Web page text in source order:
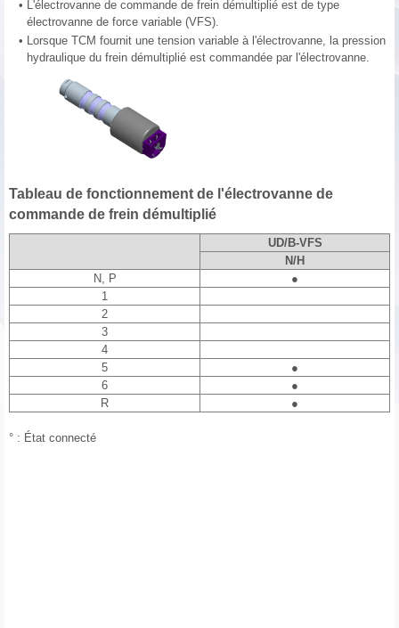
• L'électrovanne de commande de frein démultiplié est de type
électrovanne de force variable (VFS).
• Lorsque TCM fournit une tension variable à l'électrovanne, la pression
hydraulique du frein démultiplié est commandée par l'électrovanne.
Tableau de fonctionnement de l'électrovanne de
commande de frein démultiplié
UD/B-VFS
N/H
N, P
●
1
2
3
4
5
●
6
●
R
●
° : État connecté